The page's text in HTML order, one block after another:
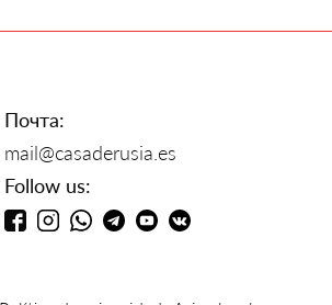
Почта:
mail@casaderusia.es
Follow us: